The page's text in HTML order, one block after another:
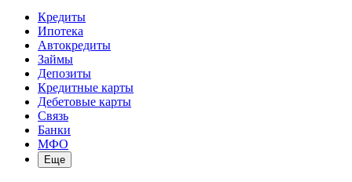
Кредиты
Ипотека
Автокредиты
Займы
Депозиты
Кредитные карты
Дебетовые карты
Связь
Банки
МФО
Еще